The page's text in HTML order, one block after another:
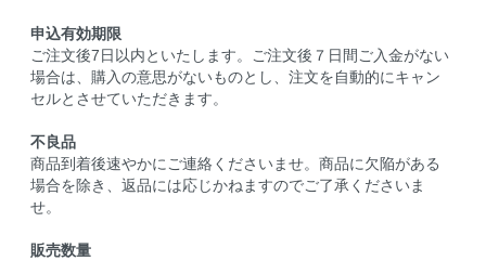
申込有効期限
ご注文後7日以内といたします。ご注文後７日間ご入金がない
場合は、購入の意思がないものとし、注文を自動的にキャン
セルとさせていただきます。
不良品
商品到着後速やかにご連絡くださいませ。商品に欠陥がある
場合を除き、返品には応じかねますのでご了承くださいま
せ。
販売数量